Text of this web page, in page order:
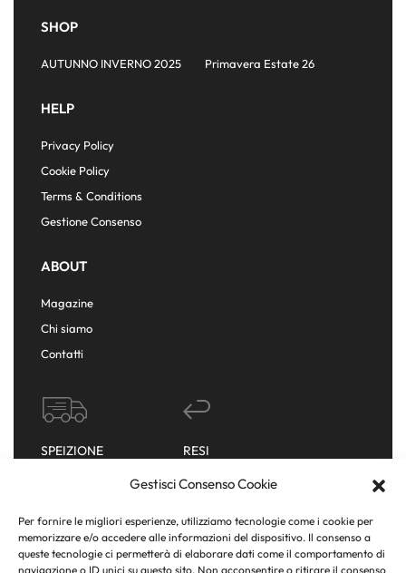
Gestisci Consenso Cookie
Per fornire le migliori esperienze, utilizziamo tecnologie come i cookie per
memorizzare e/o accedere alle informazioni del dispositivo. Il consenso a
queste tecnologie ci permetterà di elaborare dati come il comportamento di
navigazione o ID unici su questo sito. Non acconsentire o ritirare il consenso
SHOP
AUTUNNO INVERNO 2025 Primavera Estate 26
HELP
Privacy Policy
Cookie Policy
Terms & Conditions
Gestione Consenso
ABOUT
Magazine
Chi siamo
Contatti
SPEIZIONE
RESI
SUPPORTO &